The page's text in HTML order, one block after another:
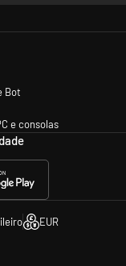
Bot
e consolas
EUR